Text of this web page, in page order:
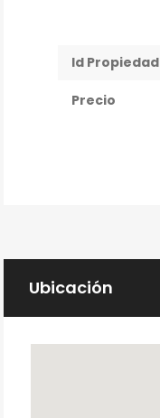
Id Propiedad
Precio
Ubicación